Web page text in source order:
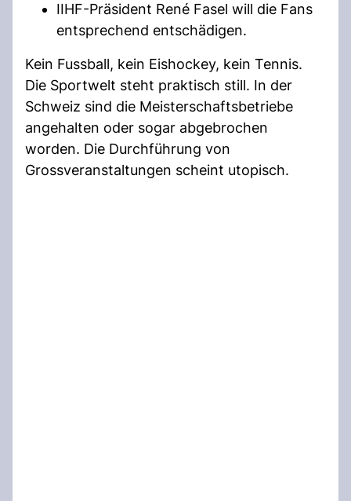
IIHF-Präsident René Fasel will die Fans
entsprechend entschädigen.
Kein Fussball, kein Eishockey, kein Tennis.
Die Sportwelt steht praktisch still. In der
Schweiz sind die Meisterschaftsbetriebe
angehalten oder sogar abgebrochen
worden. Die Durchführung von
Grossveranstaltungen scheint utopisch.